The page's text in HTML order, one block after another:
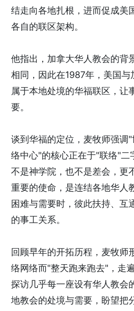
结走向各地扎根，进而促成美
各自的联区架构。
他指出，加拿大华人教会的背
相同，因此在1987年，美国与
属于本地处境的华福联区，让
要。
谈到华福的定位，麦牧师强调
络中心"的核心正在于"联络"二
不是神学院，也不是差会，更
重要的使命，是连结各地华人
困难与需要时，彼此扶持、互
的事工关系。
回顾早年的开拓历程，麦牧师
络网络而"整天跑来跑去"，走
探访几乎每一座设有华人教会
地教会的处境与需要，盼望把